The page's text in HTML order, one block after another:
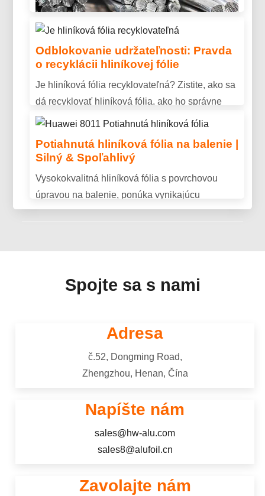
dlhotrvajúci vonkajší výkon.
& Vysvetlenie výhod
hliníka, kľúčové výhody, a prečo sa široko
používa pri prenose energie a priemyselných
aplikáciách.
Odblokovanie udržateľnosti: Pravda
o recyklácii hliníkovej fólie
Je hliníková fólia recyklovateľná? Zistite, ako sa
dá recyklovať hliníková fólia, ako ho správne
pripraviť, a prečo recyklácia pomáha znižovať
Potiahnutá hliníková fólia na balenie |
Silný & Spoľahlivý
Vysokokvalitná hliníková fólia s povrchovou
úpravou na balenie, ponúka vynikajúcu
bariérovú ochranu, trvanlivosť, a konzistentný
Spojte sa s nami
Adresa
č.52, Dongming Road,
Zhengzhou, Henan, Čína
Napíšte nám
sales@hw-alu.com
sales8@alufoil.cn
Zavolajte nám